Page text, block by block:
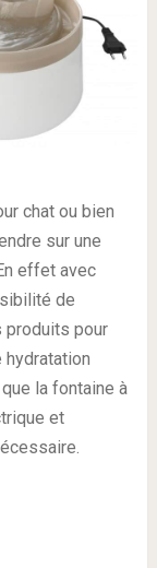
chat ou bien
sur une
effet avec
de
produits pour
hydratation
la fontaine à
et